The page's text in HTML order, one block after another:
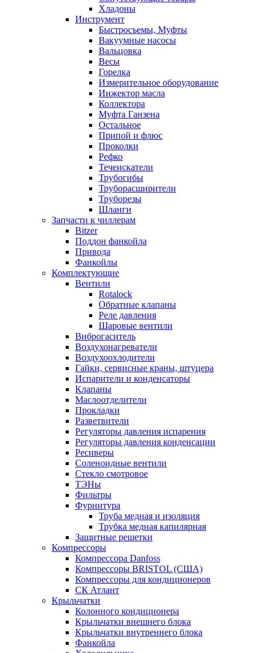
Хладоны
Инструмент
Быстросъемы, Муфты
Вакуумные насосы
Вальцовка
Весы
Горелка
Измерительное оборудование
Инжектор масла
Коллектора
Муфта Ганзена
Остальное
Припой и флюс
Проколки
Рефко
Течеискатели
Трубогибы
Труборасширители
Труборезы
Шланги
Запчасти к чиллерам
Bitzer
Поддон фанкойла
Привода
Фанкойлы
Комплектующие
Вентили
Rotalock
Обратные клапаны
Реле давления
Шаровые вентили
Виброгаситель
Воздухонагреватели
Воздухоохлодители
Гайки, сервисные краны, штуцера
Испарители и конденсаторы
Клапаны
Маслоотделители
Прокладки
Разветвители
Регуляторы давления испарения
Регуляторы давления конденсации
Ресиверы
Соленоидные вентили
Стекло смотровое
ТЭНы
Фильтры
Фурнитура
Труба медная и изоляция
Трубка медная капилярная
Защитные решетки
Компрессоры
Компрессора Danfoss
Компрессоры BRISTOL (США)
Компрессоры для кондиционеров
СК Атлант
Крыльчатки
Колонного кондиционера
Крыльчатки внешнего блока
Крыльчатки внутреннего блока
Фанкойла